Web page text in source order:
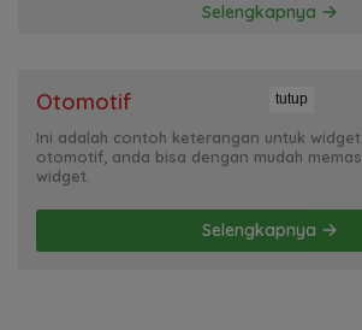
Selengkapnya
Otomotif
Ini adalah contoh keterangan untuk
otomotif, anda bisa dengan mudah
widget.
Selengkapnya
tutup